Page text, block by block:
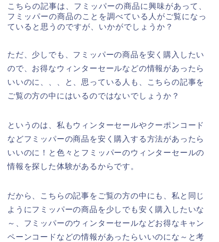
こちらの記事は、フミッパーの商品に興味があって、
フミッパーの商品のことを調べている人がご覧になっ
ていると思うのですが、いかがでしょうか？
ただ、少しでも、フミッパーの商品を安く購入したい
ので、お得なウィンターセールなどの情報があったら
いいのに、、、と、思っている人も、こちらの記事を
ご覧の方の中にはいるのではないでしょうか？
というのは、私もウィンターセールやクーポンコード
などフミッパーの商品を安く購入する方法があったら
いいのに！と色々とフミッパーのウィンターセールの
情報を探した体験があるからです。
だから、こちらの記事をご覧の方の中にも、私と同じ
ようにフミッパーの商品を少しでも安く購入したいな
～、フミッパーのウィンターセールなどお得なキャン
ペーンコードなどの情報があったらいいのにな～と考